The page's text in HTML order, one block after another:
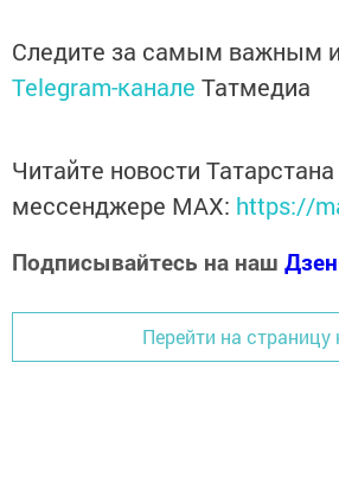
Следите за самым важным
Telegram-канале Татмедиа
Читайте новости
мессенджере MАХ: https://
Подписывайтесь на наш
Перейти на страницу